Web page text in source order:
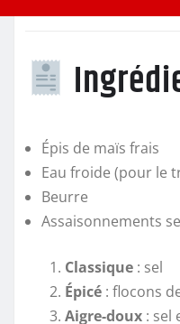
Épis de maïs frais
Eau froide (pour le
Beurre
Assaisonnements
Classique: sel
Épicé: flocons
Aigre-doux: sel